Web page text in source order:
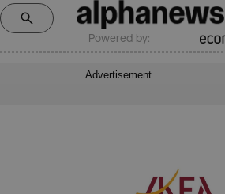
Powered by:
Advertisement